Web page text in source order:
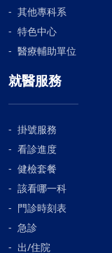
其他專科系
特色中心
醫療輔助單位
就醫服務
掛號服務
看診進度
健檢套餐
該看哪一科
門診時刻表
急診
出/住院